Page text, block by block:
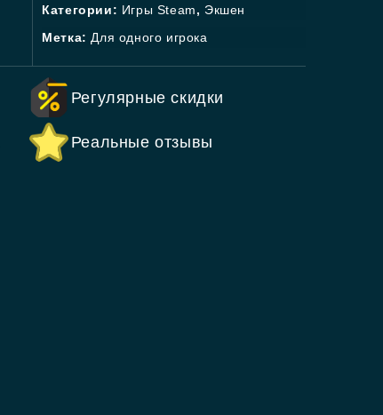
Категории: Игры Steam, Экшен
Метка: Для одного игрока
Регулярные скидки
Реальные отзывы